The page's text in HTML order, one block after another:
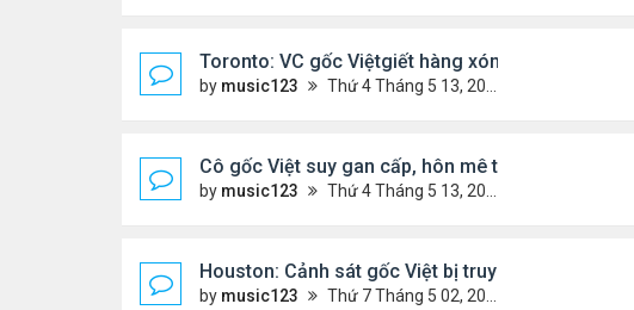
Toronto: VC gốc Việtgiết hàng xóm sau mâu
by music123 Thứ 4 Tháng 5 13, 2026 6:56 pm
Cô gốc Việt suy gan cấp, hôn mê trong kỳ trăng
by music123 Thứ 4 Tháng 5 13, 2026 5:14 pm
Houston: Cảnh sát gốc Việt bị truy tố tội gạ gẫm
by music123 Thứ 7 Tháng 5 02, 2026 7:45 am